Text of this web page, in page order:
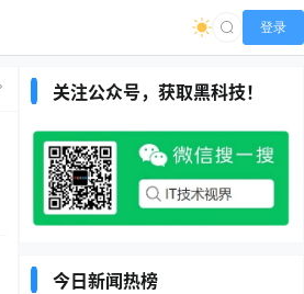
登录
关注公众号，获取黑科技！
今日新闻热榜